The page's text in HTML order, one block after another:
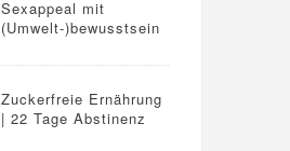
Sexappeal mit
(Umwelt-)bewusstsein
Zuckerfreie Ernährung
| 22 Tage Abstinenz